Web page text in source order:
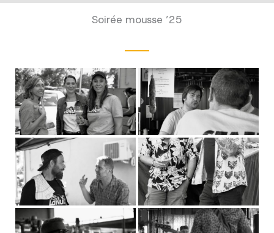
Soirée mousse ’25